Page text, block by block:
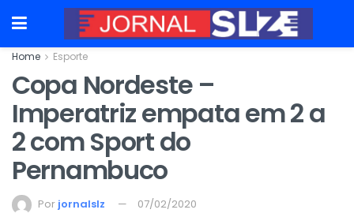
Home Esporte
Copa Nordeste –
Imperatriz empata em 2 a
2 com Sport do
Pernambuco
Por jornalslz 07/02/2020